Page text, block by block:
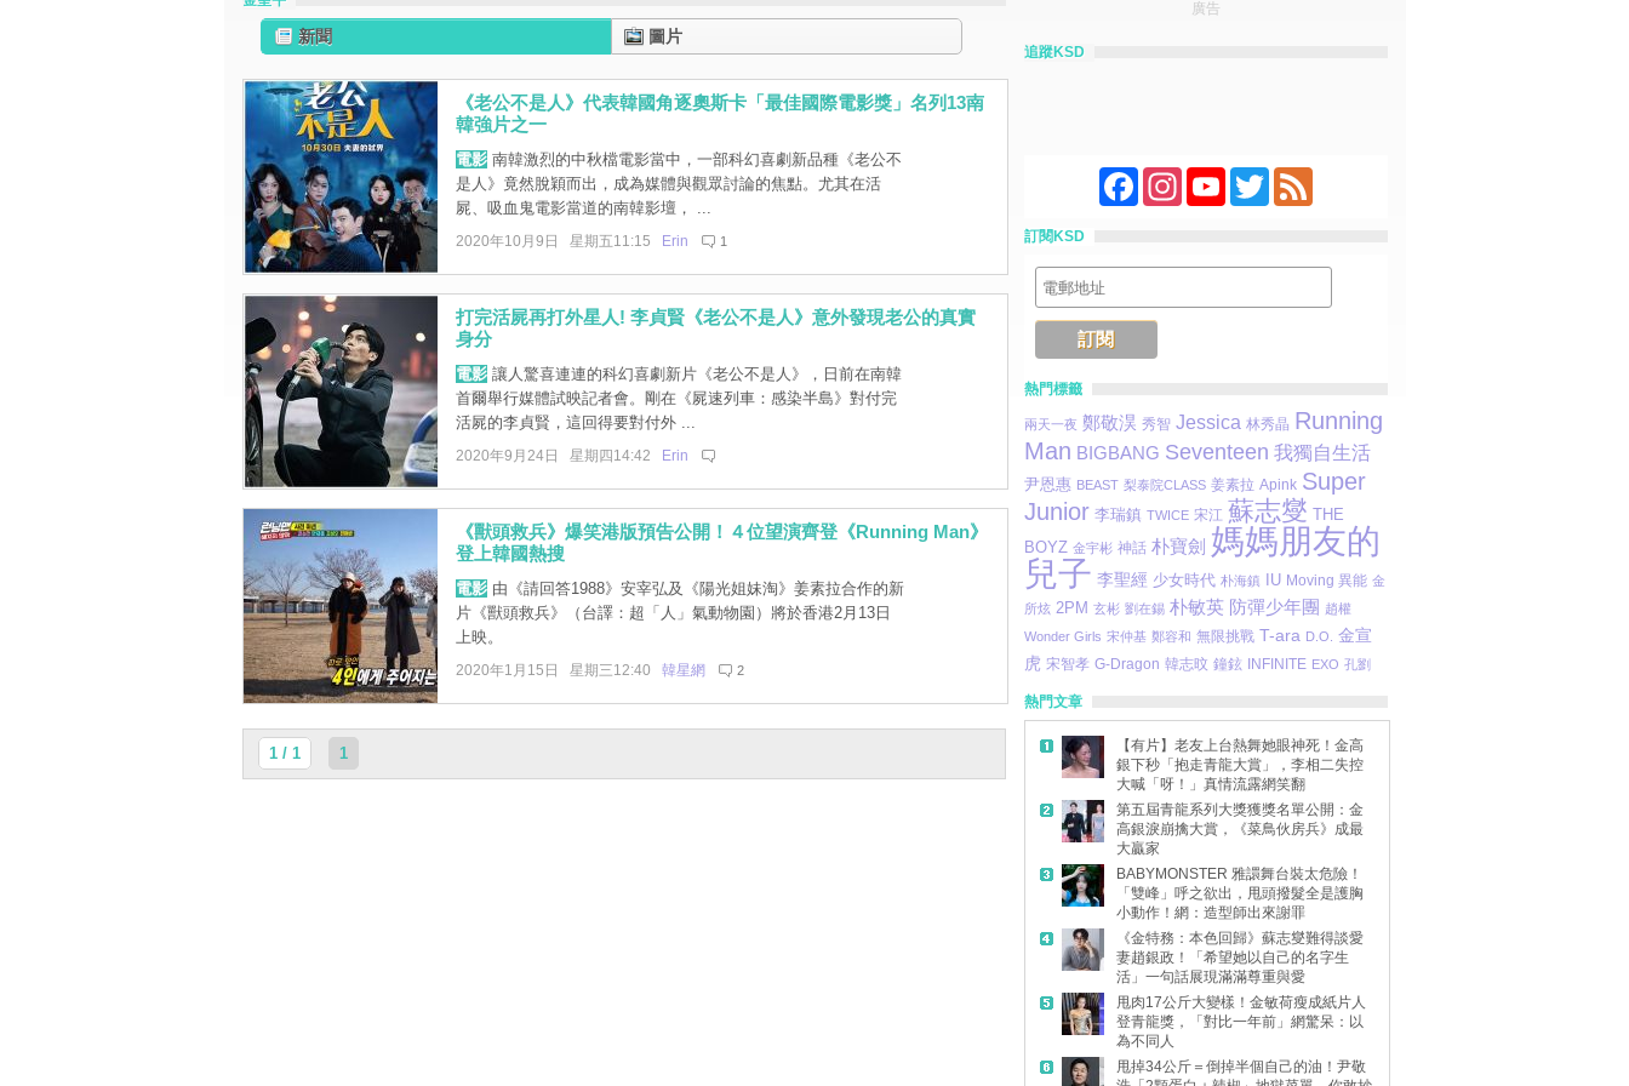
新聞 圖片
《老公不是人》代表韓國角逐奧斯卡「最佳國際電影獎」名列13南
韓強片之一
電影南韓激烈的中秋檔電影當中，一部科幻喜劇新品種《老公不
是人》竟然脫穎而出，成為媒體與觀眾討論的焦點。尤其在活
屍、吸血鬼電影當道的南韓影壇， ...
2020年10月9日 星期五11:15 Erin 1
打完活屍再打外星人! 李貞賢《老公不是人》意外發現老公的真實
身分
電影讓人驚喜連連的科幻喜劇新片《老公不是人》，日前在南韓
首爾舉行媒體試映記者會。剛在《屍速列車：感染半島》對付完
活屍的李貞賢，這回得要對付外 ...
2020年9月24日 星期四14:42 Erin
《獸頭救兵》爆笑港版預告公開！４位望演齊登《Running Man》
登上韓國熱搜
電影由《請回答1988》安宰弘及《陽光姐妹淘》姜素拉合作的新
片《獸頭救兵》（台譯：超「人」氣動物園）將於香港2月13日
上映。
2020年1月15日 星期三12:40 韓星網 2
1 / 1 1
廣告
追蹤KSD
FacebookInstagramYouTubeTwitterFeed
訂閱KSD
熱門標籤
兩天一夜 鄭敬淏 秀智 Jessica 林秀晶 Running
Man BIGBANG Seventeen 我獨自生活
尹恩惠 BEAST 梨泰院CLASS 姜素拉 Apink Super
Junior 李瑞鎮 TWICE 宋江 蘇志燮 THE
BOYZ 金宇彬 神話 朴寶劍 媽媽朋友的
兒子 李聖經 少女時代 朴海鎮 IU Moving 異能 金
所炫 2PM 玄彬 劉在錫 朴敏英 防彈少年團 趙權
Wonder Girls 宋仲基 鄭容和 無限挑戰 T-ara D.O.
金宣
虎 宋智孝 G-Dragon 韓志旼 鐘鉉 INFINITE EXO 孔劉
熱門文章
【有片】老友上台熱舞她眼神死！金高
銀下秒「抱走青龍大賞」，李相二失控
大喊「呀！」真情流露網笑翻
第五屆青龍系列大獎獲獎名單公開：金
高銀淚崩擒大賞，《菜鳥伙房兵》成最
大贏家
BABYMONSTER 雅譞舞台裝太危險！
「雙峰」呼之欲出，甩頭撥髮全是護胸
小動作！網：造型師出來謝罪
《金特務：本色回歸》蘇志燮難得談愛
妻趙銀政！「希望她以自己的名字生
活」一句話展現滿滿尊重與愛
甩肉17公斤大變樣！金敏荷瘦成紙片人
登青龍獎，「對比一年前」網驚呆：以
為不同人
甩掉34公斤＝倒掉半個自己的油！尹敬